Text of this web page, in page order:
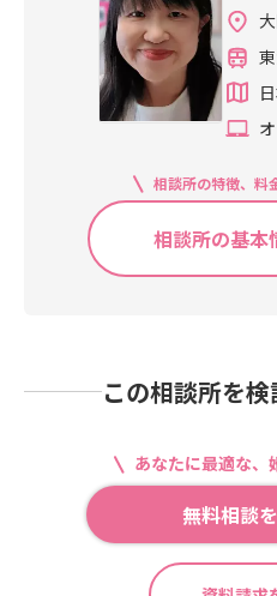
相談所の特徴、料
相談所の基本
この相談所を
あなたに最適な、
無料相談